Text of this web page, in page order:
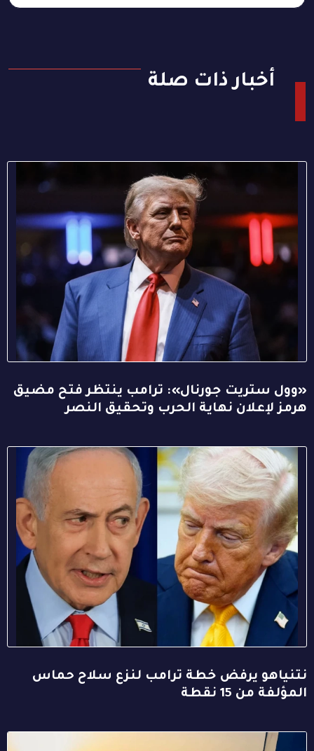
أخبار ذات صلة
«وول ستريت جورنال»: ترامب ينتظر فتح مضيق
هرمز لإعلان نهاية الحرب وتحقيق النصر
نتنياهو يرفض خطة ترامب لنزع سلاح حماس
المؤلفة من 15 نقطة